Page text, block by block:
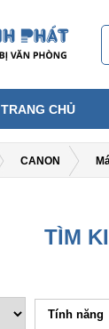
TRANG CHỦ
CANON
TÌM
Tính năng